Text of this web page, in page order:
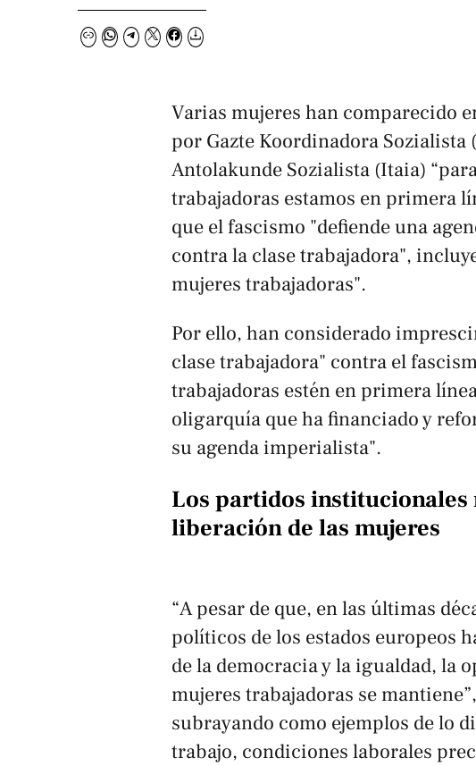
Varias mujeres han comparecido
por Gazte Koordinadora Sozialista
Antolakunde Sozialista (Itaia)
trabajadoras estamos en primera
que el fascismo "defiende una
contra la clase trabajadora",
mujeres trabajadoras".
Por ello, han considerado
clase trabajadora" contra el
trabajadoras estén en primera
oligarquía que ha financiado y
su agenda imperialista".
Los partidos institucionales
liberación de las mujeres
“A pesar de que, en las últimas
políticos de los estados europeos
de la democracia y la igualdad, la
mujeres trabajadoras se
subrayando como ejemplos de lo
trabajo, condiciones laborales